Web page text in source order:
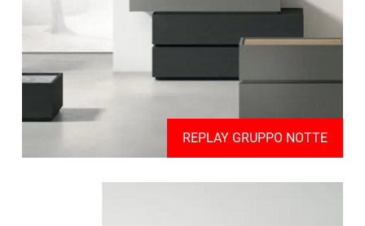
REPLAY GRUPPO NOTTE